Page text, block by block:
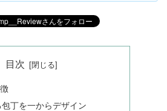
目次
丁を一からデザイン